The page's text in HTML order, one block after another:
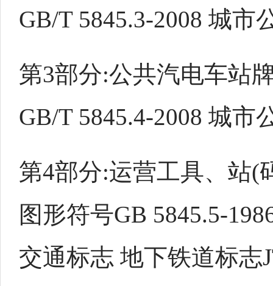
GB/T 5845.3-2008 城市
第3部分:公共汽电车站
GB/T 5845.4-2008 城市
第4部分:运营工具、站(
图形符号GB 5845.5-
交通标志 地下铁道标志